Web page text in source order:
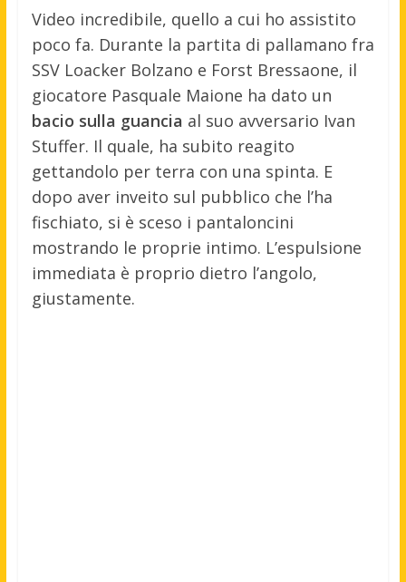
Video incredibile, quello a cui ho assistito
poco fa. Durante la partita di pallamano fra
SSV Loacker Bolzano e Forst Bressaone, il
giocatore Pasquale Maione ha dato un
bacio sulla guancia al suo avversario Ivan
Stuffer. Il quale, ha subito reagito
gettandolo per terra con una spinta. E
dopo aver inveito sul pubblico che l’ha
fischiato, si è sceso i pantaloncini
mostrando le proprie intimo. L’espulsione
immediata è proprio dietro l’angolo,
giustamente.